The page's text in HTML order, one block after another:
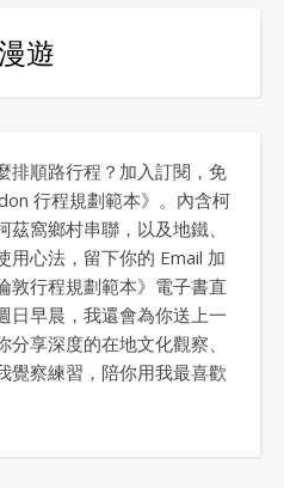
遊
排順路行程？加入訂閱，免
行程規劃範本》。內含柯
窩鄉村串聯，以及地鐵、
用心法，留下你的 Email 加
敦行程規劃範本》電子書直
日早晨，我還會為你送上一
享深度的在地文化觀察、
覺察練習，陪你用我最喜歡